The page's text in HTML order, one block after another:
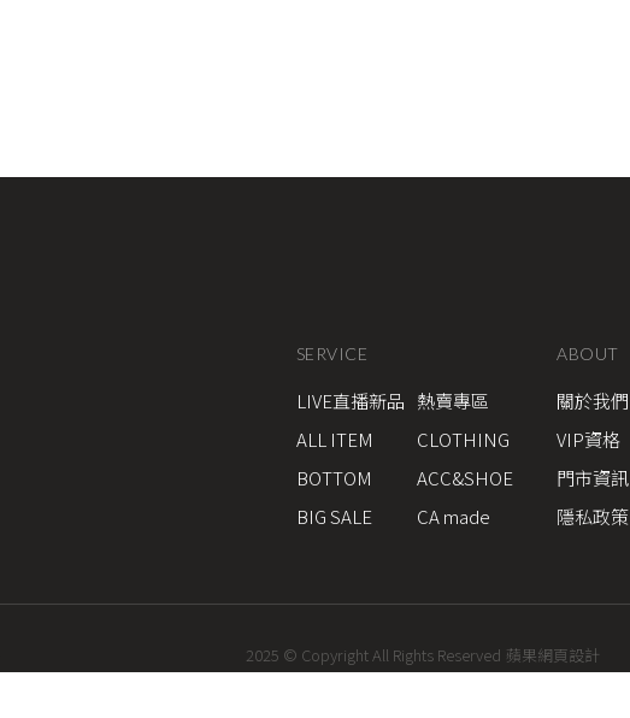
SERVICE
LIVE直播新品 熱賣專區
ALL ITEM
CLOTHING
BOTTOM
ACC&SHOE
BIG SALE
CA made
ABOUT
關於我們
VIP資格
門市資訊
隱私政策
2025 © Copyright All Rights Reserved 蘋果網頁設計